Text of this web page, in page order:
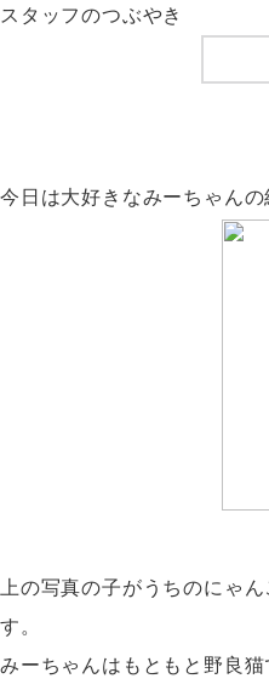
スタッフのつぶやき
今日は大好きなみーちゃんの
上の写真の子がうちのにゃ
す。
みーちゃんはもともと野良猫